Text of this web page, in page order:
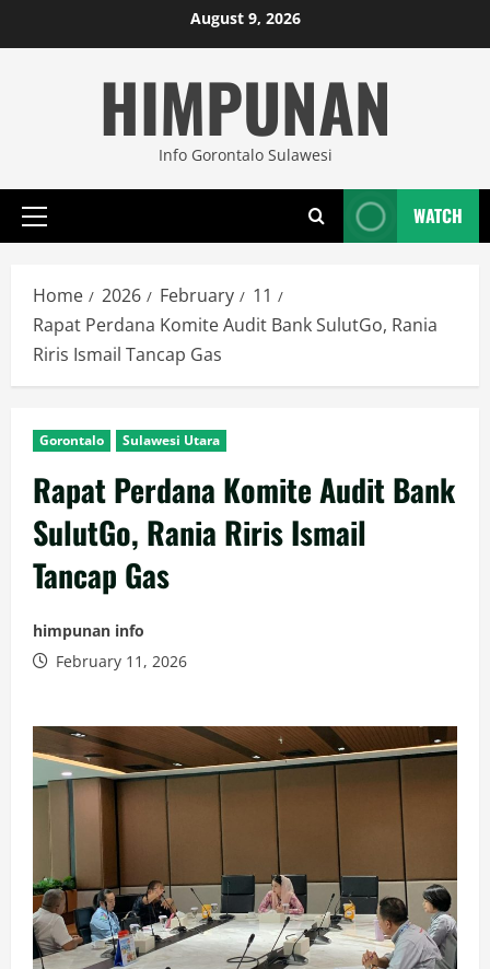
to
August 9, 2026
HIMPUNAN
Info Gorontalo Sulawesi
Primary
WATCH
Home 2026 February
11
Rapat Perdana Komite Audit Bank SulutGo, Rania
Riris Ismail Tancap Gas
Gorontalo Sulawesi Utara
Rapat Perdana Komite Audit Bank
SulutGo, Rania Riris Ismail
Tancap Gas
himpunan info
February 11, 2026